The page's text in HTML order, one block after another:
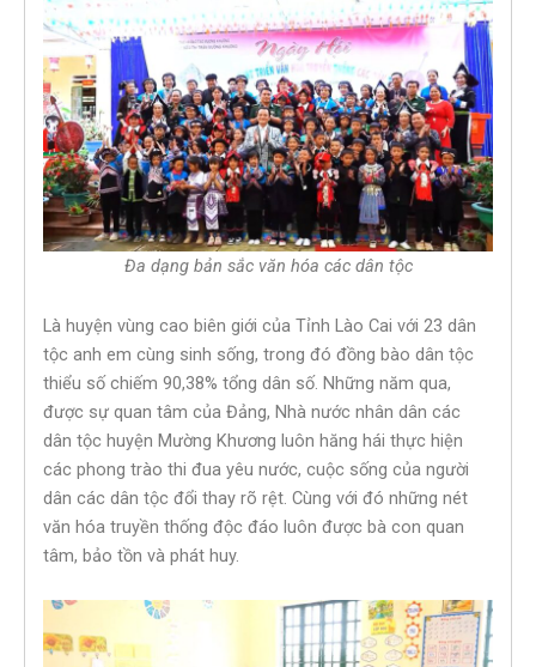
Đa dạng bản sắc văn hóa các dân tộc
Là huyện vùng cao biên giới của Tỉnh Lào Cai với 23 dân
tộc anh em cùng sinh sống, trong đó đồng bào dân tộc
thiểu số chiếm 90,38% tổng dân số. Những năm qua,
được sự quan tâm của Đảng, Nhà nước nhân dân các
dân tộc huyện Mường Khương luôn hăng hái thực hiện
các phong trào thi đua yêu nước, cuộc sống của người
dân các dân tộc đổi thay rõ rệt. Cùng với đó những nét
văn hóa truyền thống độc đáo luôn được bà con quan
tâm, bảo tồn và phát huy.